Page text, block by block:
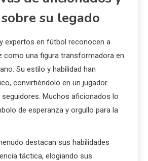
su legado
expertos en fútbol reconocen a
como una figura transformadora en
Su estilo y habilidad han
convirtiéndolo en un jugador
Muchos aficionados lo
de esperanza y orgullo para la
destacan sus habilidades
táctica, elogiando sus